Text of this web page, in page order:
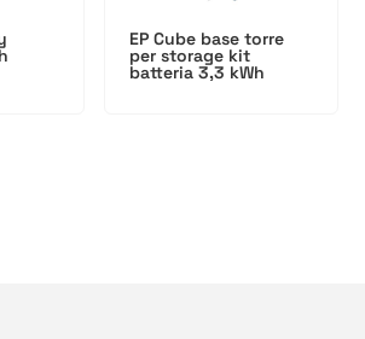
EP Cube base torre
per storage kit
batteria 3,3 kWh